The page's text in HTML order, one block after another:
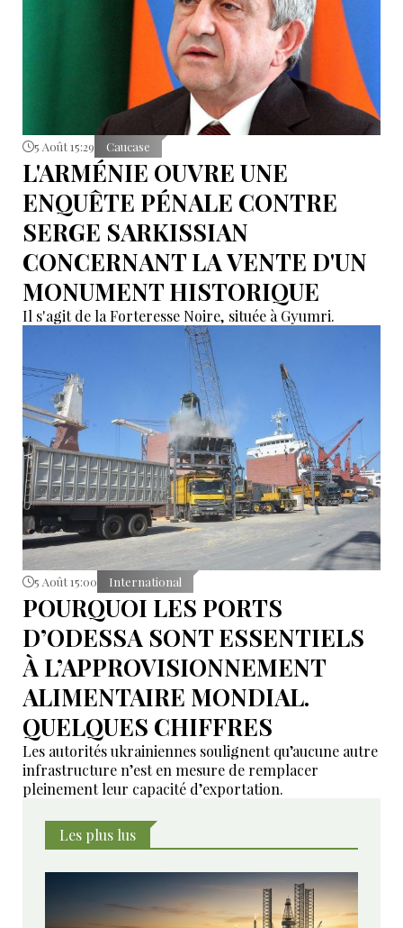
5 Août 15:29 Caucase
L'ARMÉNIE OUVRE UNE
ENQUÊTE PÉNALE CONTRE
SERGE SARKISSIAN
CONCERNANT LA VENTE D'UN
MONUMENT HISTORIQUE
Il s'agit de la Forteresse Noire, située à Gyumri.
5 Août 15:00 International
POURQUOI LES PORTS
D’ODESSA SONT ESSENTIELS
À L’APPROVISIONNEMENT
ALIMENTAIRE MONDIAL.
QUELQUES CHIFFRES
Les autorités ukrainiennes soulignent qu’aucune autre
infrastructure n’est en mesure de remplacer
pleinement leur capacité d’exportation.
Les plus lus